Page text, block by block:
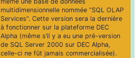
multidimensionnelle nommée “SQL OLAP
Services”. Cette version sera la dernière
à fonctionner sur la plateforme DEC
Alpha (même s’il y a eu une pré-version
de SQL Server 2000 sur DEC Alpha,
celle-ci ne fût jamais commercialisée).